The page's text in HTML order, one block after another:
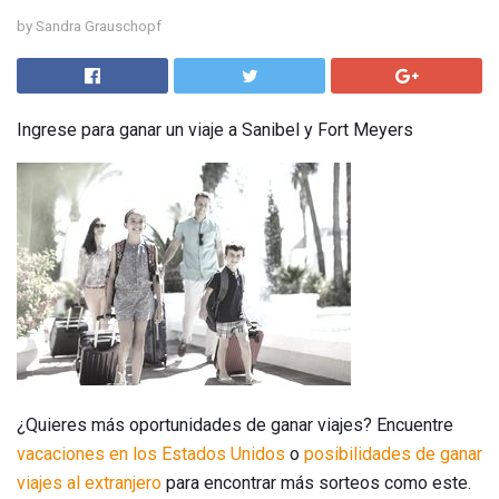
by Sandra Grauschopf
Ingrese para ganar un viaje a Sanibel y Fort Meyers
¿Quieres más oportunidades de ganar viajes? Encuentre
vacaciones en los Estados Unidos o posibilidades de ganar
viajes al extranjero para encontrar más sorteos como este.